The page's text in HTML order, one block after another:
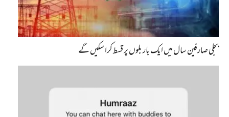
بجلی صارفین سال میں ایک بار بلوں پر قسط کرا سکیں گے